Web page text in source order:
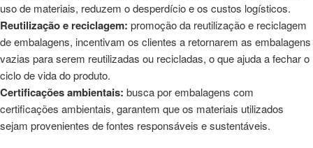
uso de materiais, reduzem o desperdício e os custos logísticos.
Reutilização e reciclagem: promoção da reutilização e reciclagem
de embalagens, incentivam os clientes a retornarem as embalagens
vazias para serem reutilizadas ou recicladas, o que ajuda a fechar o
ciclo de vida do produto.
Certificações ambientais: busca por embalagens com
certificações ambientais, garantem que os materiais utilizados
sejam provenientes de fontes responsáveis e sustentáveis.